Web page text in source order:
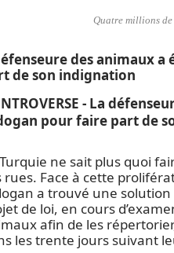
Quatre millions de
des animaux
de son indignation
- La
pour faire part de
ne sait plus quoi
rues. Face à cette
a trouvé une
de loi, en cours
afin de les
les trente jours suivant